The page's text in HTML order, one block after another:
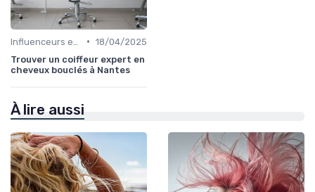
• 18/04/2025
Trouver un coiffeur expert en
cheveux bouclés à Nantes
À lire aussi